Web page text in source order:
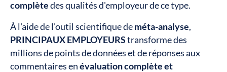
complètedes qualités d'employeur de ce type.
À l'aide de l'outil scientifique deméta-analyse,
PRINCIPAUX EMPLOYEURStransforme des
millions de points de données et de réponses aux
commentaires enévaluation complète et